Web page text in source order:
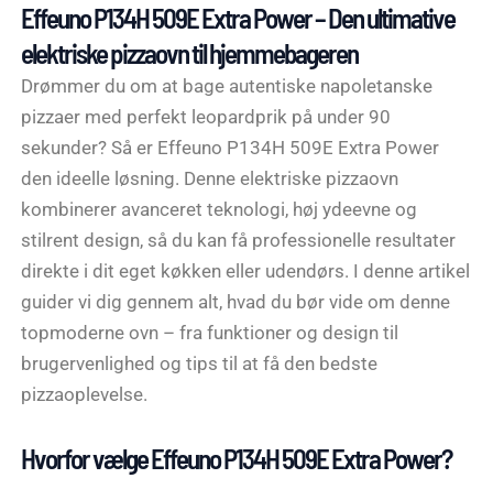
Effeuno P134H 509E Extra Power – Den ultimative
elektriske pizzaovn til hjemmebageren
Drømmer du om at bage autentiske napoletanske
pizzaer med perfekt leopardprik på under 90
sekunder? Så er Effeuno P134H 509E Extra Power
den ideelle løsning. Denne elektriske pizzaovn
kombinerer avanceret teknologi, høj ydeevne og
stilrent design, så du kan få professionelle resultater
direkte i dit eget køkken eller udendørs. I denne artikel
guider vi dig gennem alt, hvad du bør vide om denne
topmoderne ovn – fra funktioner og design til
brugervenlighed og tips til at få den bedste
pizzaoplevelse.
Hvorfor vælge Effeuno P134H 509E Extra Power?